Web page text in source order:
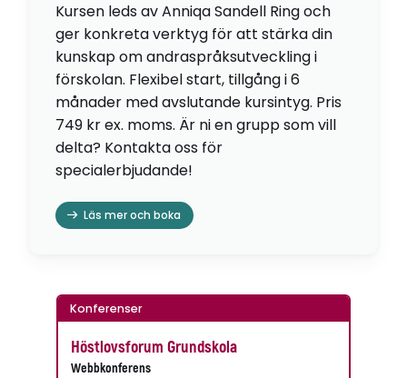
Kursen leds av Anniqa Sandell Ring och
ger konkreta verktyg för att stärka din
kunskap om andraspråksutveckling i
förskolan. Flexibel start, tillgång i 6
månader med avslutande kursintyg. Pris
749 kr ex. moms. Är ni en grupp som vill
delta? Kontakta oss för
specialerbjudande!
Läs mer och boka
Konferenser
Höstlovsforum Grundskola
Webbkonferens